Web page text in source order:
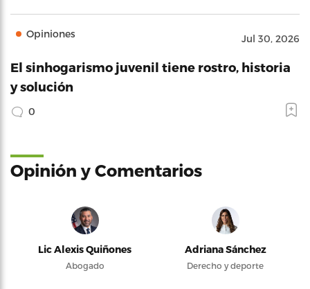
Opiniones Jul 30, 2026
El sinhogarismo juvenil tiene rostro, historia
y solución
0
Opinión y Comentarios
Lic Alexis Quiñones
Abogado
Adriana Sánchez
Derecho y deporte